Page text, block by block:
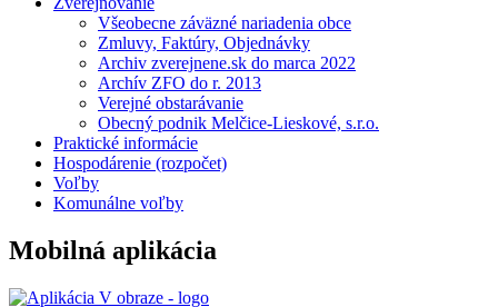
Všeobecne záväzné nariadenia obce
Zmluvy, Faktúry, Objednávky
Archiv zverejnene.sk do marca 2022
Archív ZFO do r. 2013
Verejné obstarávanie
Obecný podnik Melčice-Lieskové, s.r.o.
Praktické informácie
Hospodárenie (rozpočet)
Voľby
Komunálne voľby
Mobilná aplikácia